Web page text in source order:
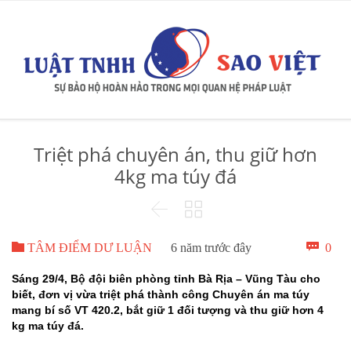
Triệt phá chuyên án, thu giữ hơn
4kg ma túy đá
 
 TÂM ĐIỂM DƯ LUẬN 6 năm trước đây  0
Sáng 29/4, Bộ đội biên phòng tỉnh Bà Rịa – Vũng Tàu cho
biết, đơn vị vừa triệt phá thành công Chuyên án ma túy
mang bí số VT 420.2, bắt giữ 1 đối tượng và thu giữ hơn 4
kg ma túy đá.